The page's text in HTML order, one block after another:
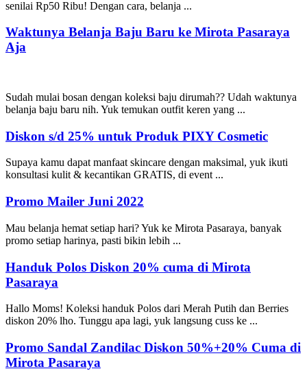
senilai Rp50 Ribu! Dengan cara, belanja ...
Waktunya Belanja Baju Baru ke Mirota Pasaraya
Aja
Sudah mulai bosan dengan koleksi baju dirumah?? Udah waktunya
belanja baju baru nih. Yuk temukan outfit keren yang ...
Diskon s/d 25% untuk Produk PIXY Cosmetic
Supaya kamu dapat manfaat skincare dengan maksimal, yuk ikuti
konsultasi kulit & kecantikan GRATIS, di event ...
Promo Mailer Juni 2022
Mau belanja hemat setiap hari? Yuk ke Mirota Pasaraya, banyak
promo setiap harinya, pasti bikin lebih ...
Handuk Polos Diskon 20% cuma di Mirota
Pasaraya
Hallo Moms! Koleksi handuk Polos dari Merah Putih dan Berries
diskon 20% lho. Tunggu apa lagi, yuk langsung cuss ke ...
Promo Sandal Zandilac Diskon 50%+20% Cuma di
Mirota Pasaraya